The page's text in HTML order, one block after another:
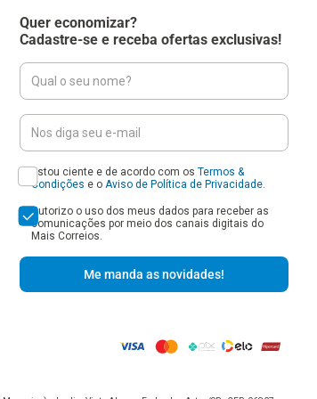
Quer economizar?
Cadastre-se e receba ofertas exclusivas!
Estou ciente e de acordo com os Termos &
Condições e o Aviso de Política de Privacidade.
Autorizo o uso dos meus dados para receber as
comunicações por meio dos canais digitais do
Mais Correios.
Me manda as novidades!